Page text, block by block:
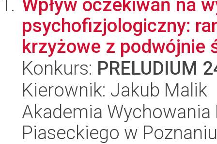
Wpływ oczekiwań na
psychofizjologiczny:
krzyżowe z podwójnie
Konkurs: PRELUDIUM
Kierownik: Jakub Malik
Akademia
Piaseckiego w Poznaniu